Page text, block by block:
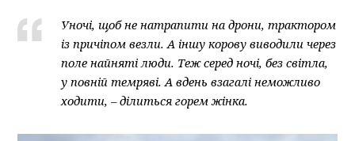
Уночі, щоб не натрапити на дрони, трактором
із причіпом везли. А іншу корову виводили через
поле найняті люди. Теж серед ночі, без світла,
у повній темряві. А вдень взагалі неможливо
ходити, – ділиться горем жінка.